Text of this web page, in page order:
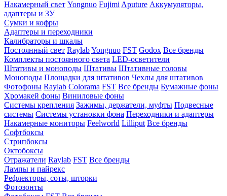
Накамерный свет Yongnuo Fujimi Aputure Аккумуляторы,
адаптеры и ЗУ
Сумки и кофры
Адаптеры и переходники
Калибраторы и шкалы
Постоянный свет RaylabYongnuo FST Godox Все бренды
Комплекты постоянного света LED-осветители
Штативы и моноподы Штативы Штативные головы
Моноподы Площадки для штативов Чехлы для штативов
Фотофоны Raylab Colorama FST Все бренды Бумажные фоны
Хромакей фоны Виниловые фоны
Системы крепления Зажимы, держатели, муфты Подвесные
системы Системы установки фона Переходники и адаптеры
Накамерные мониторы Feelworld Lilliput Все бренды
Софтбоксы
Стрипбоксы
Октобоксы
Отражатели Raylab FST Все бренды
Лампы и пайрекс
Рефлекторы, соты, шторки
Фотозонты